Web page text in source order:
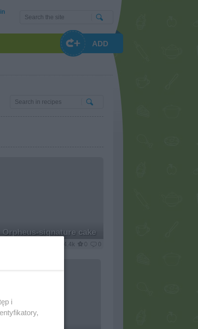
ADD
Orpheus-signature cake
4.4k 0 0
i